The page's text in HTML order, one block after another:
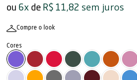
6x R$ 11,82 sem juros
Compre o look